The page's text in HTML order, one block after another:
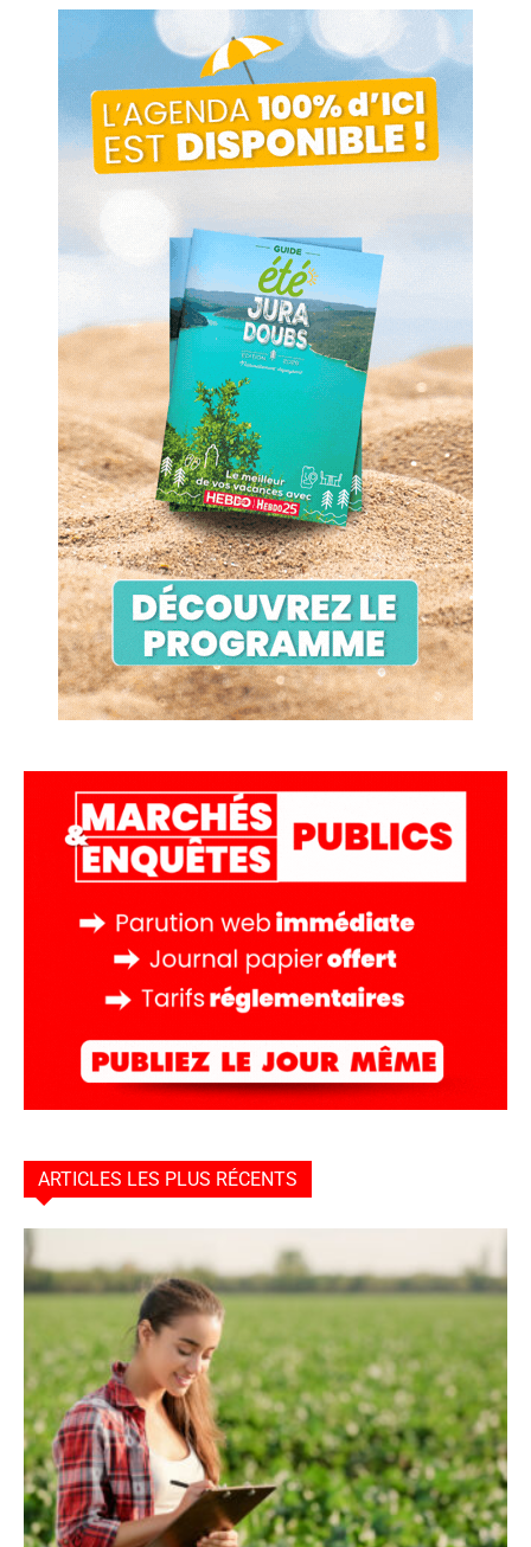
ARTICLES LES PLUS RÉCENTS